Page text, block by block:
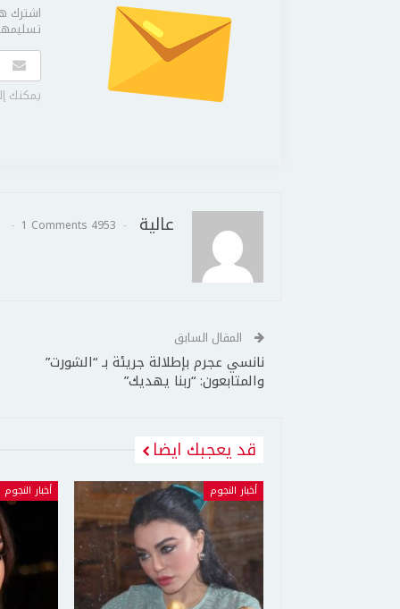
اشترك
يمكنك
عالية 4953 Posts
1 Comments
المقال السابق
نانسي عجرم بإطلالة جريئة بـ “الشورت”
والمتابعون: “ربنا يهديك”
قد يعجبك ايضا
أخبار النجوم أخبار النجوم